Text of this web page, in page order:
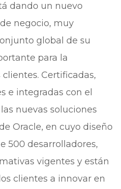
dando un nuevo
negocio, muy
global de su
para la
Certificadas,
e integradas con el
nuevas soluciones
Oracle, en cuyo diseño
500 desarrolladores,
vigentes y están
clientes a innovar en